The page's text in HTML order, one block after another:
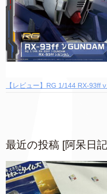
【レビュー】RG 1/144 RX-93ff
最近の投稿 [阿呆日